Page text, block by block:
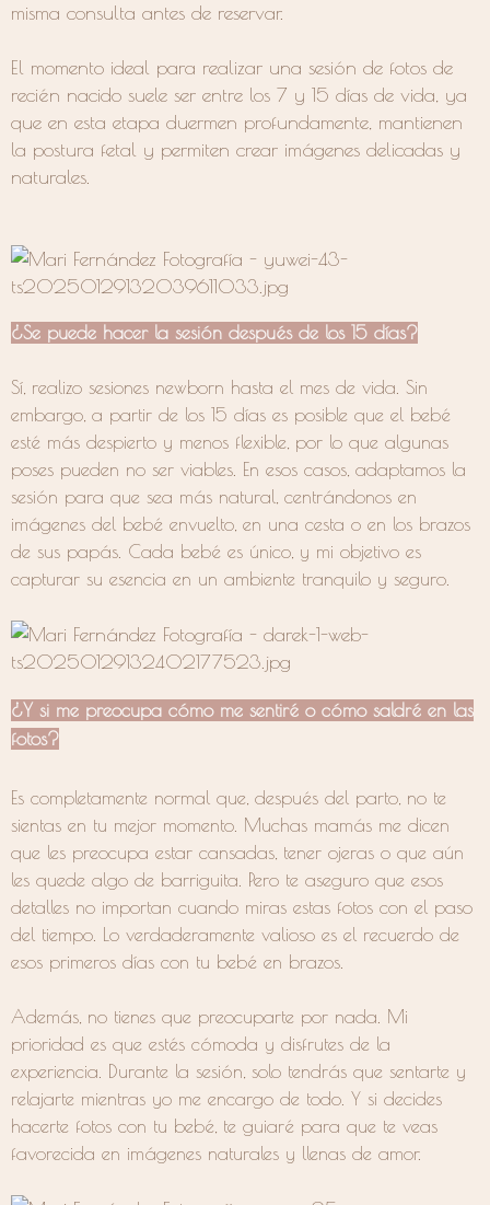
misma consulta antes de reservar.
El momento ideal para realizar una sesión de fotos de
recién nacido suele ser entre los 7 y 15 días de vida, ya
que en esta etapa duermen profundamente, mantienen
la postura fetal y permiten crear imágenes delicadas y
naturales.
¿Se puede hacer la sesión después de los 15 días?
Sí, realizo sesiones newborn hasta el mes de vida. Sin
embargo, a partir de los 15 días es posible que el bebé
esté más despierto y menos flexible, por lo que algunas
poses pueden no ser viables. En esos casos, adaptamos la
sesión para que sea más natural, centrándonos en
imágenes del bebé envuelto, en una cesta o en los brazos
de sus papás. Cada bebé es único, y mi objetivo es
capturar su esencia en un ambiente tranquilo y seguro.
¿Y si me preocupa cómo me sentiré o cómo saldré en las
fotos?
Es completamente normal que, después del parto, no te
sientas en tu mejor momento. Muchas mamás me dicen
que les preocupa estar cansadas, tener ojeras o que aún
les quede algo de barriguita. Pero te aseguro que esos
detalles no importan cuando miras estas fotos con el paso
del tiempo. Lo verdaderamente valioso es el recuerdo de
esos primeros días con tu bebé en brazos.
Además, no tienes que preocuparte por nada. Mi
prioridad es que estés cómoda y disfrutes de la
experiencia. Durante la sesión, solo tendrás que sentarte y
relajarte mientras yo me encargo de todo. Y si decides
hacerte fotos con tu bebé, te guiaré para que te veas
favorecida en imágenes naturales y llenas de amor.